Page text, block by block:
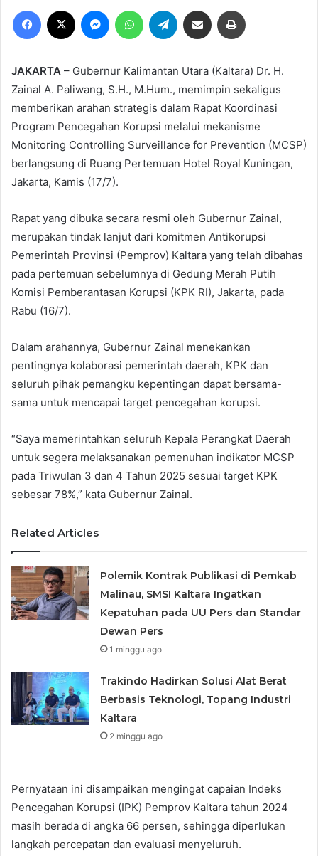
Facebook MessengerWhatsAppTelegram Share via Email
JAKARTA – Gubernur Kalimantan Utara (Kaltara) Dr. H.
Zainal A. Paliwang, S.H., M.Hum., memimpin sekaligus
memberikan arahan strategis dalam Rapat Koordinasi
Program Pencegahan Korupsi melalui mekanisme
Monitoring Controlling Surveillance for Prevention (MCSP)
berlangsung di Ruang Pertemuan Hotel Royal Kuningan,
Jakarta, Kamis (17/7).
Rapat yang dibuka secara resmi oleh Gubernur Zainal,
merupakan tindak lanjut dari komitmen Antikorupsi
Pemerintah Provinsi (Pemprov) Kaltara yang telah dibahas
pada pertemuan sebelumnya di Gedung Merah Putih
Komisi Pemberantasan Korupsi (KPK RI), Jakarta, pada
Rabu (16/7).
Dalam arahannya, Gubernur Zainal menekankan
pentingnya kolaborasi pemerintah daerah, KPK dan
seluruh pihak pemangku kepentingan dapat bersama-
sama untuk mencapai target pencegahan korupsi.
“Saya memerintahkan seluruh Kepala Perangkat Daerah
untuk segera melaksanakan pemenuhan indikator MCSP
pada Triwulan 3 dan 4 Tahun 2025 sesuai target KPK
sebesar 78%,” kata Gubernur Zainal.
Related Articles
Polemik Kontrak Publikasi di Pemkab
Malinau, SMSI Kaltara Ingatkan
Kepatuhan pada UU Pers dan Standar
Dewan Pers
1 minggu ago
Trakindo Hadirkan Solusi Alat Berat
Berbasis Teknologi, Topang Industri
Kaltara
2 minggu ago
Pernyataan ini disampaikan mengingat capaian Indeks
Pencegahan Korupsi (IPK) Pemprov Kaltara tahun 2024
masih berada di angka 66 persen, sehingga diperlukan
langkah percepatan dan evaluasi menyeluruh.